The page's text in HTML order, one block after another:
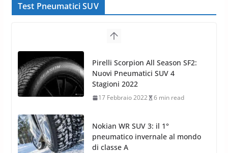
Test Pneumatici SUV
Nokian WR SUV 3: il 1°
pneumatico invernale al mondo
di classe A
13 Maggio 2015 2 min read
Nokian WR SUV 3: nuovi
Pneumatici Invernali HP per
condizioni invernali difficili